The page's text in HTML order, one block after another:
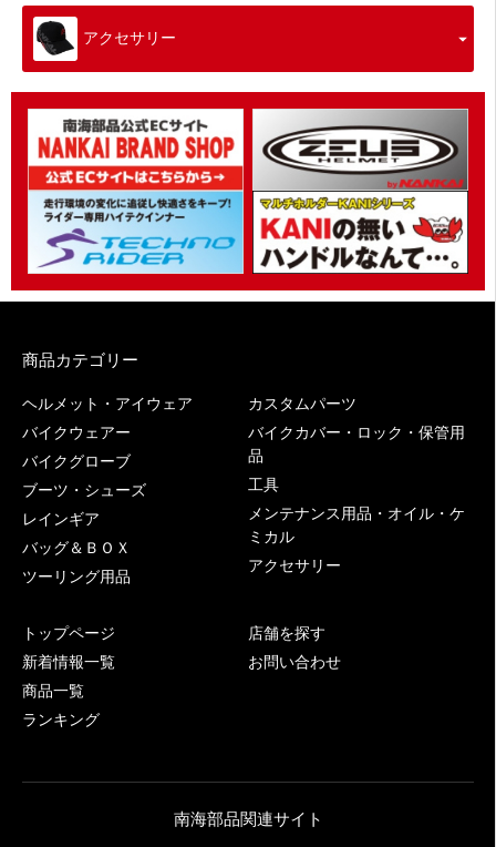
アクセサリー
商品カテゴリー
ヘルメット・アイウェア
バイクウェアー
バイクグローブ
ブーツ・シューズ
レインギア
バッグ＆ＢＯＸ
ツーリング用品
カスタムパーツ
バイクカバー・ロック・保管用
品
工具
メンテナンス用品・オイル・ケ
ミカル
アクセサリー
トップページ
新着情報一覧
商品一覧
ランキング
店舗を探す
お問い合わせ
南海部品関連サイト